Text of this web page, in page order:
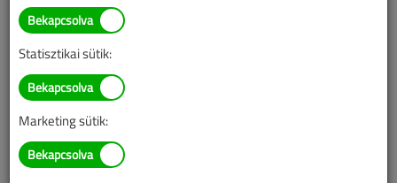
Hírek
Siemens, Weidmüller,
Schrack, Tracon, DEHN,
Statisztikai sütik:
Marketing sütik: